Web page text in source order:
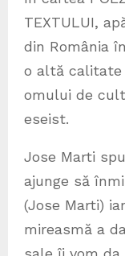
TEXTULUI,
din România
o altă calitate
omului de
eseist.
Jose Marti
ajunge să
(Jose Marti)
mireasmă a